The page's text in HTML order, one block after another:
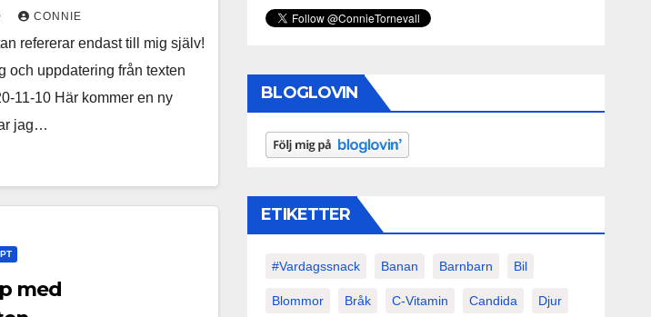
CONNIE
refererar endast till mig själv!
och uppdatering från texten
11-10 Här kommer en ny
jag…
med
BLOGLOVIN
ETIKETTER
#vardagssnack Banan Barnbarn Bil
Blommor Bråk C-Vitamin Candida Djur